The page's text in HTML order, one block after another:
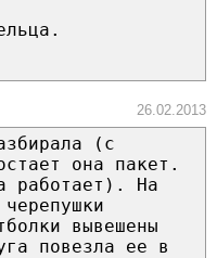
26.02.2013
(с
она пакет.
работает). На
вывешены
повезла ее в